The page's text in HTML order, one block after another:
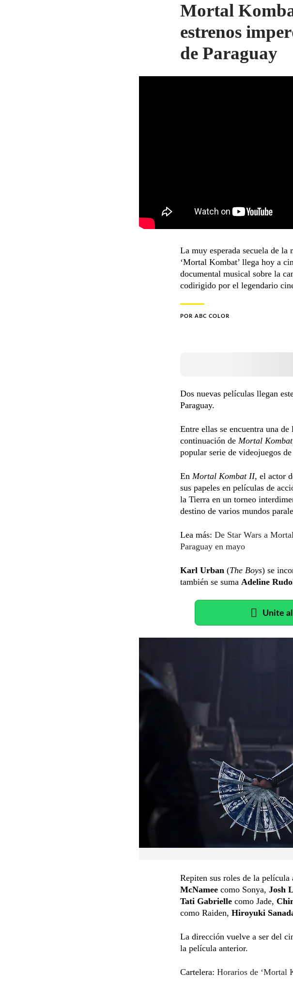
Mortal
estrenos
de Paraguay
La muy esperada secuela de la
‘Mortal Kombat’ llega hoy a
documental musical sobre la
codirigido por el legendario
POR ABC COLOR
Dos nuevas películas llegan
Paraguay.
Entre ellas se encuentra una
continuación de Mortal Kombat
popular serie de videojuegos
En Mortal Kombat II, el actor
sus papeles en películas de
la Tierra en un torneo
destino de varios mundos
Lea más: De Star Wars a
Paraguay en mayo
Karl Urban (The Boys) se
también se suma Adeline
Unite
Repiten sus roles de la película
McNamee como Sonya, Josh
Tati Gabrielle como Jade,
como Raiden, Hiroyuki
La dirección vuelve a ser del
la película anterior.
Cartelera: Horarios de ‘Mortal